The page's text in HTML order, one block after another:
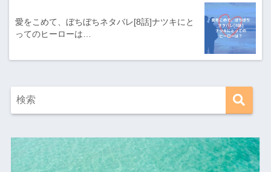
愛をこめて、ぼちぼちネタバレ[8話]ナツキにと
ってのヒーローは…